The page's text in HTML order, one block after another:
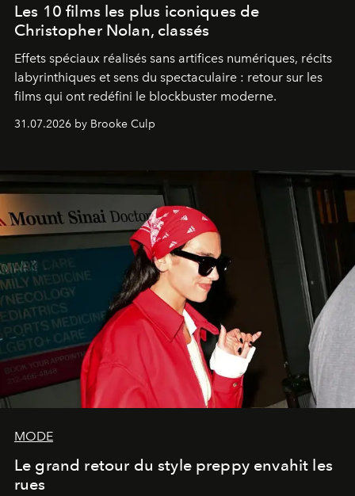
Les 10 films les plus iconiques de
Christopher Nolan, classés
Effets spéciaux réalisés sans artifices numériques, récits
labyrinthiques et sens du spectaculaire : retour sur les
films qui ont redéfini le blockbuster moderne.
31.07.2026 by Brooke Culp
MODE
Le grand retour du style preppy envahit les
rues